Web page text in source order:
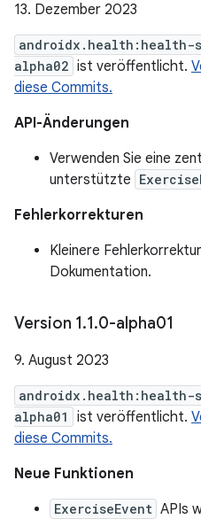
13. Dezember 2023
alpha02 ist veröffentlicht.
diese Commits.
API-Änderungen
Verwenden Sie eine
unterstützte
Fehlerkorrekturen
Kleinere
Dokumentation.
Version 1.1.0-alpha01
9. August 2023
alpha01
ist veröffentlicht.
diese Commits.
Neue Funktionen
ExerciseEvent APIs